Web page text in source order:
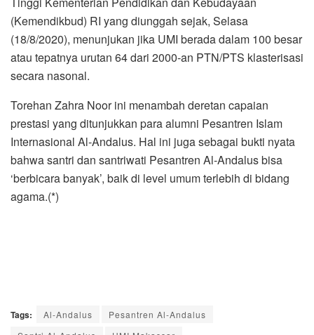
(Kemendikbud) RI yang diunggah sejak, Selasa
(18/8/2020), menunjukan jika UMI berada dalam 100 besar
atau tepatnya urutan 64 dari 2000-an PTN/PTS klasterisasi
secara nasonal.
Torehan Zahra Noor ini menambah deretan capaian
prestasi yang ditunjukkan para alumni Pesantren Islam
Internasional Al-Andalus. Hal ini juga sebagai bukti nyata
bahwa santri dan santriwati Pesantren Al-Andalus bisa
‘berbicara banyak’, baik di level umum terlebih di bidang
agama.(*)
Tags: Al-Andalus
Pesantren Al-Andalus